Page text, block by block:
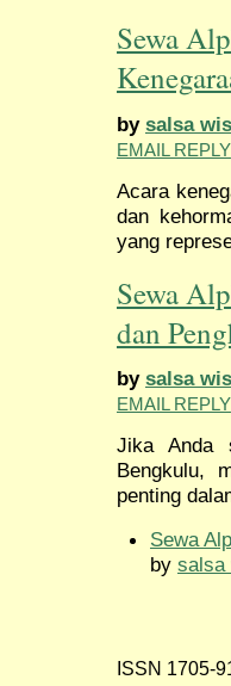
Sewa
by salsa
EMAIL REPLY
Acara
dan
yang
Sewa
dan
by salsa
EMAIL REPLY
Jika Anda
Bengkulu,
penting
Sewa
by salsa
ISSN 1705-